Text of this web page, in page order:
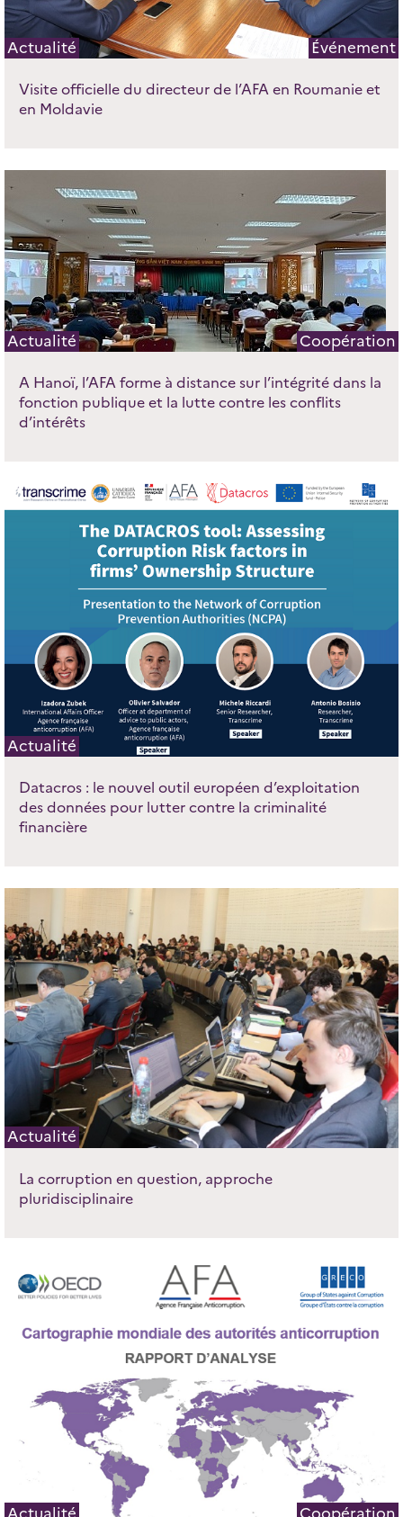
Actualité Événement
Visite officielle du directeur de l’AFA en Roumanie et
en Moldavie
Actualité Coopération
A Hanoï, l’AFA forme à distance sur l’intégrité dans la
fonction publique et la lutte contre les conflits
d’intérêts
Actualité
Datacros : le nouvel outil européen d’exploitation
des données pour lutter contre la criminalité
financière
Actualité
La corruption en question, approche
pluridisciplinaire
Actualité Coopération